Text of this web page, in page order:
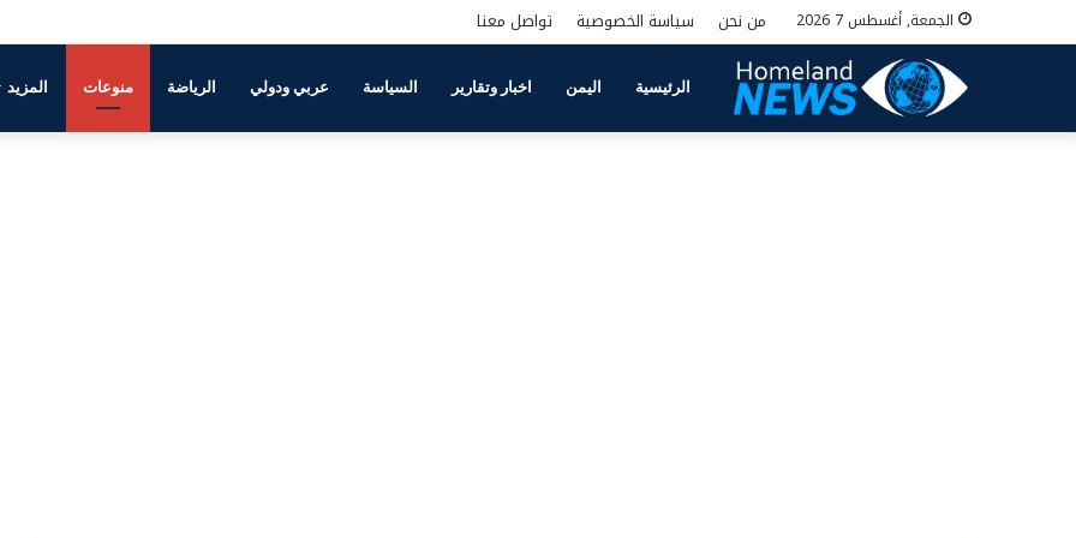
الجمعة, أغسطس 7 2026 من نحن سياسة الخصوصية تواصل معنا
الرئيسية اليمن اخبار وتقارير السياسة عربي ودولي الرياضة منوعات المزيد